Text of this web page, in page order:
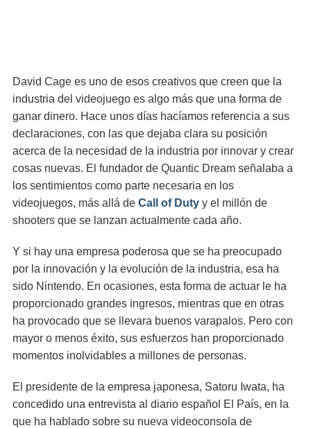
David Cage es uno de esos creativos que creen que la
industria del videojuego es algo más que una forma de
ganar dinero. Hace unos días hacíamos referencia a sus
declaraciones, con las que dejaba clara su posición
acerca de la necesidad de la industria por innovar y crear
cosas nuevas. El fundador de Quantic Dream señalaba a
los sentimientos como parte necesaria en los
videojuegos, más allá de Call of Duty y el millón de
shooters que se lanzan actualmente cada año.
Y si hay una empresa poderosa que se ha preocupado
por la innovación y la evolución de la industria, esa ha
sido Nintendo. En ocasiones, esta forma de actuar le ha
proporcionado grandes ingresos, mientras que en otras
ha provocado que se llevara buenos varapalos. Pero con
mayor o menos éxito, sus esfuerzos han proporcionado
momentos inolvidables a millones de personas.
El presidente de la empresa japonesa, Satoru Iwata, ha
concedido una entrevista al diario español El País, en la
que ha hablado sobre su nueva videoconsola de